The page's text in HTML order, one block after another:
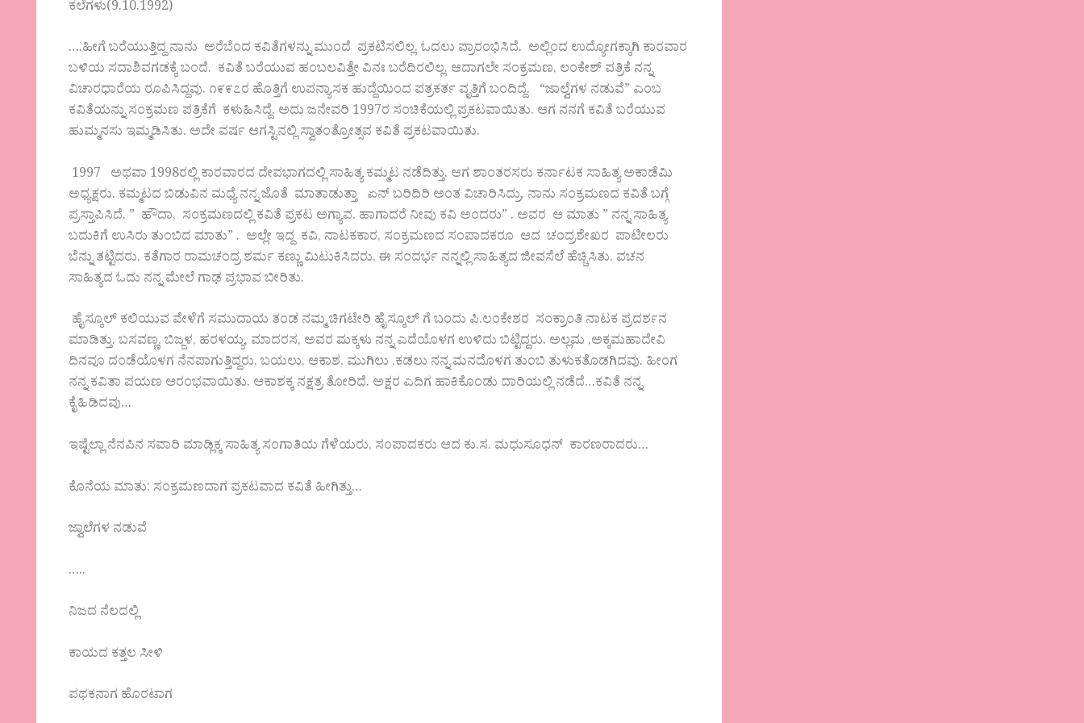
ಕಲೆಗಳು(9.10.1992)
….ಹೀಗೆ ಬರೆಯುತ್ತಿದ್ದ ನಾನು ಅರೆಬೆಂದ ಕವಿತೆಗಳನ್ನು ಮುಂದೆ ಪ್ರಕಟಿಸಲಿಲ್ಲ. ಓದಲು ಪ್ರಾರಂಭಿಸಿದೆ. ಅಲ್ಲಿಂದ ಉದ್ಯೋಗಕ್ಕಾಗಿ ಕಾರವಾರ
ಬಳಿಯ ಸದಾಶಿವಗಡಕ್ಕೆ ಬಂದೆ. ಕವಿತೆ ಬರೆಯುವ ಹಂಬಲವಿತ್ತೇ ವಿನಃ ಬರೆದಿರಲಿಲ್ಲ.‌ ಆದಾಗಲೇ ಸಂಕ್ರಮಣ, ಲಂಕೇಶ್ ಪತ್ರಿಕೆ ನನ್ನ
ವಿಚಾರಧಾರೆಯ ರೂಪಿಸಿದ್ದವು. ೧೯೯೭ರ ಹೊತ್ತಿಗೆ ಉಪನ್ಯಾಸಕ ಹುದ್ದೆಯಿಂದ ಪತ್ರಕರ್ತ ವೃತ್ತಿಗೆ ಬಂದಿದ್ದೆ. “ಜಾಲ್ವೆಗಳ ನಡುವೆ” ಎಂಬ
ಕವಿತೆಯನ್ನು ಸಂಕ್ರಮಣ ಪತ್ರಿಕೆಗೆ ಕಳುಹಿಸಿದ್ದೆ. ಅದು ಜನೇವರಿ 1997ರ ಸಂಚಿಕೆಯಲ್ಲಿ ಪ್ರಕಟವಾಯಿತು. ಆಗ ನನಗೆ ಕವಿತೆ ಬರೆಯುವ
ಹುಮ್ಮನಸು ಇಮ್ಮಡಿಸಿತು. ಅದೇ ವರ್ಷ ಆಗಸ್ಟಿನಲ್ಲಿ ಸ್ವಾತಂತ್ರೋತ್ಸವ ಕವಿತೆ ಪ್ರಕಟವಾಯಿತು.
1997 ಅಥವಾ 1998ರಲ್ಲಿ ಕಾರವಾರದ ದೇವಭಾಗದಲ್ಲಿ ಸಾಹಿತ್ಯ ಕಮ್ಮಟ ನಡೆದಿತ್ತು. ಆಗ ಶಾಂತರಸರು ಕರ್ನಾಟಕ ಸಾಹಿತ್ಯ ಅಕಾಡೆಮಿ
ಅಧ್ಯಕ್ಷರು. ಕಮ್ಮಟದ ಬಿಡುವಿನ ಮಧ್ಯೆ ನನ್ನ ಜೊತೆ ಮಾತಾಡುತ್ತಾ ಏನ್ ಬರಿದಿರಿ ಅಂತ ವಿಚಾರಿಸಿದ್ರು. ನಾನು ಸಂಕ್ರಮಣದ ಕವಿತೆ ಬಗ್ಗೆ
ಪ್ರಸ್ತಾಪಿಸಿದೆ. ” ಹೌದಾ, ಸಂಕ್ರಮಣದಲ್ಲಿ ಕವಿತೆ ಪ್ರಕಟ ಅಗ್ಯಾವ. ಹಾಗಾದರೆ ನೀವು ಕವಿ ಅಂದರು” . ಅವರ ಆ ಮಾತು ” ನನ್ನ ಸಾಹಿತ್ಯ
ಬದುಕಿಗೆ ಉಸಿರು ತುಂಬಿದ ಮಾತು” . ಅಲ್ಲೇ ಇದ್ದ ಕವಿ, ನಾಟಕಕಾರ, ಸಂಕ್ರಮಣದ ಸಂಪಾದಕರೂ ಆದ ಚಂದ್ರಶೇಖರ ಪಾಟೀಲರು
ಬೆನ್ನು ತಟ್ಟಿದರು. ಕತೆಗಾರ ರಾಮಚಂದ್ರ ಶರ್ಮ ಕಣ್ಣು ಮಿಟುಕಿಸಿದರು. ಈ ಸಂದರ್ಭ ನನ್ನಲ್ಲಿ ಸಾಹಿತ್ಯದ ಜೀವಸೆಲೆ ಹೆಚ್ಚಿಸಿತು. ವಚನ
ಸಾಹಿತ್ಯದ ಓದು ನನ್ನ ಮೇಲೆ ಗಾಢ ಪ್ರಭಾವ ಬೀರಿತು.
ಹೈಸ್ಕೂಲ್ ಕಲಿಯುವ ವೇಳೆಗೆ ಸಮುದಾಯ ತಂಡ ನಮ್ಮ ಚಿಗಟೇರಿ ಹೈಸ್ಕೂಲ್ ಗೆ ಬಂದು ಪಿ.ಲಂಕೇಶರ ಸಂಕ್ರಾಂತಿ ನಾಟಕ ಪ್ರದರ್ಶನ
ಮಾಡಿತ್ತು. ಬಸವಣ್ಣ, ಬಿಜ್ಜಳ, ಹರಳಯ್ಯ, ಮಾದರಸ, ಅವರ ಮಕ್ಕಳು ನನ್ನ ಎದೆಯೊಳಗ ಉಳಿದು ಬಿಟ್ಟಿದ್ದರು. ಅಲ್ಲಮ ,ಅಕ್ಕಮಹಾದೇವಿ
ದಿನವೂ ದಂಡೆಯೊಳಗ ನೆನಪಾಗುತ್ತಿದ್ದರು, ಬಯಲು, ಆಕಾಶ, ಮುಗಿಲು ,ಕಡಲು ನನ್ನ ಮನದೊಳಗ ತುಂಬಿ ತುಳುಕತೊಡಗಿದವು. ಹೀಂಗ
ನನ್ನ ಕವಿತಾ ಪಯಣ ಆರಂಭವಾಯಿತು. ಆಕಾಶಕ್ಕ ನಕ್ಷತ್ರ ತೋರಿದೆ. ಅಕ್ಷರ ಎದಿಗ ಹಾಕಿಕೊಂಡು ದಾರಿಯಲ್ಲಿ ನಡೆದೆ…ಕವಿತೆ ನನ್ನ
ಕೈಹಿಡಿದವು…
ಇಷ್ಟೆಲ್ಲಾ ನೆನಪಿನ ಸವಾರಿ ಮಾಡ್ಲಿಕ್ಕ ಸಾಹಿತ್ಯ ಸಂಗಾತಿಯ ಗೆಳೆಯರು, ಸಂಪಾದಕರು ಆದ ಕು.ಸ. ಮಧುಸೂಧನ್ ಕಾರಣರಾದರು…
ಕೊನೆಯ ಮಾತು: ಸಂಕ್ರಮಣದಾಗ ಪ್ರಕಟವಾದ ಕವಿತೆ ಹೀಗಿತ್ತು…
ಜ್ವಾಲೆಗಳ ನಡುವೆ
…..
ನಿಜದ ನೆಲದಲ್ಲಿ
ಕಾಯದ ಕತ್ತಲ ಸೀಳಿ
ಪಥಕನಾಗ ಹೊರಟಾಗ